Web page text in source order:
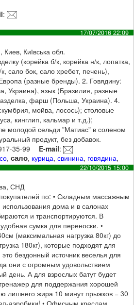
:
17/07/2016 22:09
, Киев, Київська обл.
(корейка б/к, корейка н/к, лопатка,
сало бок, сало хребет, печень),
(разные бренды). 2. Говядину:
Украина), язык (Бразилия, разные
фарш (Польша, Украина). 4.
мойва, лосось); столовые
кинглип, кальмар и т.д.);
молодой сельди "Матиас" в соленом
продукт, без добавок.
35-99 E-mail:
,сало, курица,свинина, говядина,
22/10/2015 15:00
СНД
по: • Складным массажным
дома и в салонах
и транспортируются. В
сумка для переноски. •
(максимальная нагрузка 80кг) до
180кг), которые подходят для
бездонный источник веселья для
они с огромным удовольствием
день. А для взрослых батут будет
для поддержания хорошей
лишнего жира 10 минут прыжков = 30
аэробики! • Офисным креслам